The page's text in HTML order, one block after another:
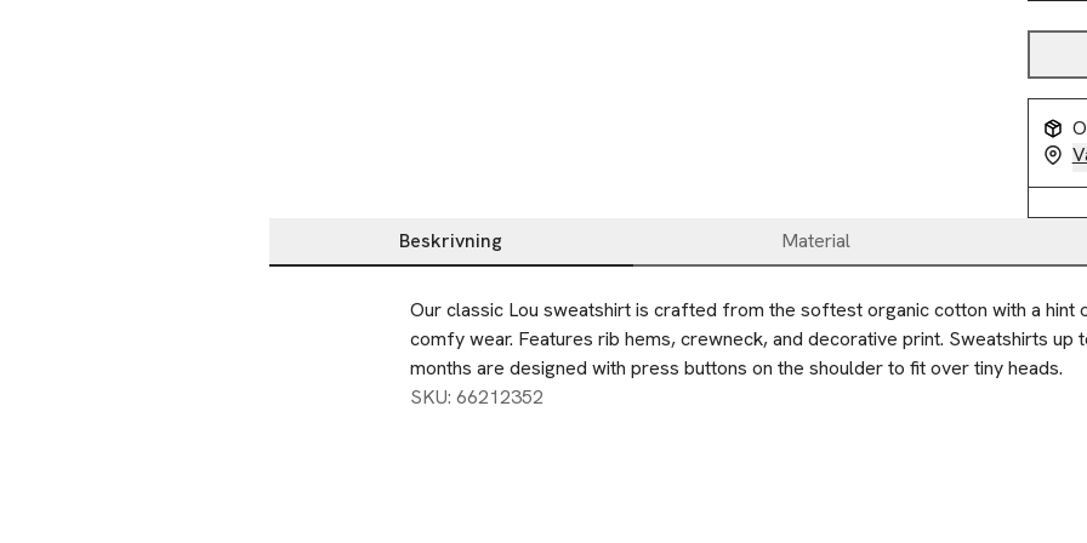
Beskrivning Material
Beskrivning
Our classic Lou sweatshirt is crafted from the softest organic cotton with a
comfy wear. Features rib hems, crewneck, and decorative print. Sweatshirts up
months are designed with press buttons on the shoulder to fit over tiny heads.
SKU: 66212352